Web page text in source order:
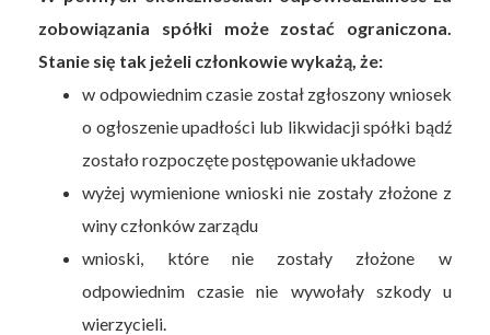
zobowiązania spółki może zostać ograniczona.
Stanie się tak jeżeli członkowie wykażą, że:
w odpowiednim czasie został zgłoszony wniosek
o ogłoszenie upadłości lub likwidacji spółki bądź
zostało rozpoczęte postępowanie układowe
wyżej wymienione wnioski nie zostały złożone z
winy członków zarządu
wnioski, które nie zostały złożone w
odpowiednim czasie nie wywołały szkody u
wierzycieli.